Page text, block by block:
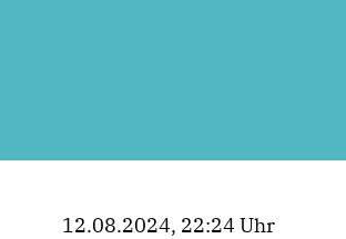
12.08.2024, 22:24 Uhr